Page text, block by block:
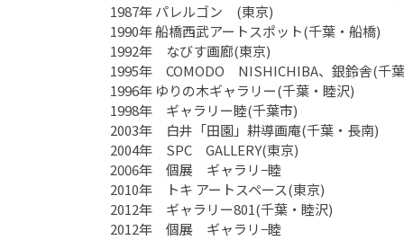
1987年 パレルゴン (東京)
1990年 船橋西武アートスポット(千葉・船橋)
1992年 なびす画廊(東京)
1995年 COMODO NISHICHIBA、銀鈴舎(千
1996年 ゆりの木ギャラリー(千葉・睦沢)
1998年 ギャラリー睦(千葉市)
2003年 白井「田園」耕導画庵(千葉・長南)
2004年 SPC GALLERY(東京)
2006年 個展 ギャラリ−睦
2010年 トキ アートスペース(東京)
2012年 ギャラリー801(千葉・睦沢)
2012年 個展 ギャラリ−睦